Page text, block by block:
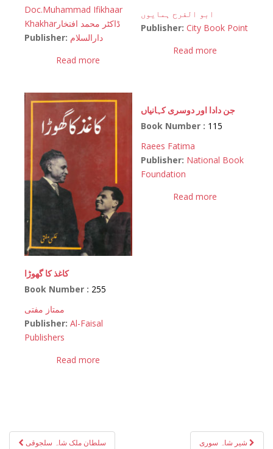
Doc.Muhammad Ifikhaar
Khakhar ڈاکٹر محمد افتخار
Publisher: دارالسلام
Read more
ابو الفرح ہمایوں
Publisher: City Book Point
Read more
کاغذ کا گھوڑا
Book Number : 255
ممتاز مفتی
Publisher: Al-Faisal
Publishers
Read more
جن دادا اور دوسری کہانیاں
Book Number : 115
Raees Fatima
Publisher: National Book
Foundation
Read more
Postسلطان ملک شاہ سلجوقی